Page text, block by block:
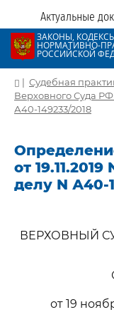
Актуальные
ЗАКОНЫ,
НОРМАТИВНО-
РОССИЙСКОЙ
| Судебная
Верховного Суда РФ
А40-149233/2018
от
делу N А40-
ВЕРХОВНЫЙ
от 19